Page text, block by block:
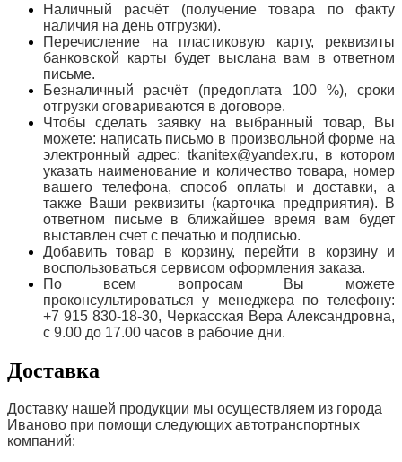
Наличный расчёт (получение товара по факту
наличия на день отгрузки).
Перечисление на пластиковую карту, реквизиты
банковской карты будет выслана вам в ответном
письме.
Безналичный расчёт (предоплата 100 %), сроки
отгрузки оговариваются в договоре.
Чтобы сделать заявку на выбранный товар, Вы
можете: написать письмо в произвольной форме на
электронный адрес: tkanitex@yandex.ru, в котором
указать наименование и количество товара, номер
вашего телефона, способ оплаты и доставки, а
также Ваши реквизиты (карточка предприятия). В
ответном письме в ближайшее время вам будет
выставлен счет с печатью и подписью.
Добавить товар в корзину, перейти в корзину и
воспользоваться сервисом оформления заказа.
По всем вопросам Вы можете
проконсультироваться у менеджера по телефону:
+7 915 830-18-30, Черкасская Вера Александровна,
с 9.00 до 17.00 часов в рабочие дни.
Доставка
Доставку нашей продукции мы осуществляем из города
Иваново при помощи следующих автотранспортных
компаний: